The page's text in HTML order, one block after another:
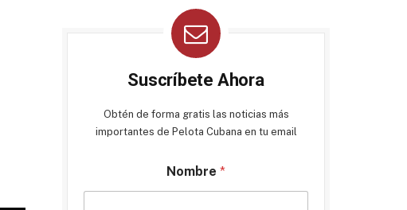
Suscríbete Ahora
Obtén de forma gratis las noticias más
importantes de Pelota Cubana en tu email
Nombre *